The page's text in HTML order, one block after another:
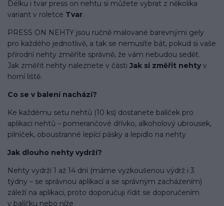
Délku i tvar press on nehtu si můžete vybrat z několika
variant v roletce Tvar.
PRESS ON NEHTY jsou ručně malované barevnými gely
pro každého jednotlivě, a tak se nemusíte bát, pokud si vaše
přírodní nehty změříte správně, že vám nebudou sedět.
Jak změřit nehty naleznete v části Jak si změřit nehty v
horní liště.
Co se v balení nachází?
Ke každému setu nehtů (10 ks) dostanete balíček pro
aplikaci nehtů – pomerančové dřívko, alkoholový ubrousek,
pilníček, oboustranné lepící pásky a lepidlo na nehty
Jak dlouho nehty vydrží?
Nehty vydrží 1 až 14 dní (máme vyzkoušenou výdrž i 3
týdny – se správnou aplikací a se správným zacházením)
záleží na aplikaci, proto doporučuji řídit se doporučením
v balíčku nebo níže.